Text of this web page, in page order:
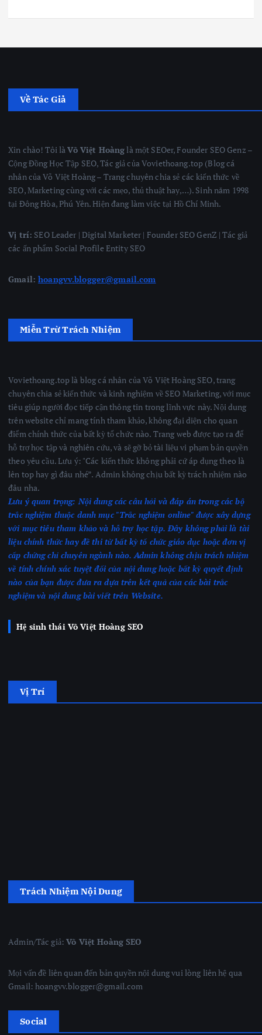
Về Tác Giả
Xin chào! Tôi làVõ Việt Hoànglà một SEOer, Founder SEO Genz –
Cộng Đồng Học Tập SEO, Tác giả của Voviethoang.top (Blog cá
nhân của Võ Việt Hoàng – Trang chuyên chia sẻ các kiến thức về
SEO, Marketing cùng với các mẹo, thủ thuật hay,…). Sinh năm 1998
tại Đông Hòa, Phú Yên. Hiện đang làm việc tại Hồ Chí Minh.
Vị trí: SEO Leader | Digital Marketer | Founder SEO GenZ | Tác giả
các ấn phẩm Social Profile Entity SEO
Gmail:hoangvv.blogger@gmail.com
Miễn Trừ Trách Nhiệm
Voviethoang.top là blog cá nhân của Võ Việt Hoàng SEO, trang
chuyên chia sẻ kiến thức và kinh nghiệm về SEO Marketing, với mục
tiêu giúp người đọc tiếp cận thông tin trong lĩnh vực này. Nội dung
trên website chỉ mang tính tham khảo, không đại diện cho quan
điểm chính thức của bất kỳ tổ chức nào. Trang web được tạo ra để
hỗ trợ học tập và nghiên cứu, và sẽ gỡ bỏ tài liệu vi phạm bản quyền
theo yêu cầu. Lưu ý: "Các kiến thức không phải cứ áp dụng theo là
lên top hay gì đâu nhé”. Admin không chịu bất kỳ trách nhiệm nào
đâu nha.
Lưu ý quan trọng: Nội dung các câu hỏi và đáp án trong các bộ
trắc nghiệm thuộc danh mục "Trắc nghiệm online" được xây dựng
với mục tiêu tham khảo và hỗ trợ học tập. Đây không phải là tài
liệu chính thức hay đề thi từ bất kỳ tổ chức giáo dục hoặc đơn vị
cấp chứng chỉ chuyên ngành nào. Admin không chịu trách nhiệm
về tính chính xác tuyệt đối của nội dung hoặc bất kỳ quyết định
nào của bạn được đưa ra dựa trên kết quả của các bài trắc
nghiệmvà nội dung bài viết trên Website.
Hệ sinh thái Võ Việt Hoàng SEO
Vị Trí
Trách Nhiệm Nội Dung
Admin/Tác giả:Võ Việt Hoàng SEO
Mọi vấn đề liên quan đến bản quyền nội dung vui lòng liên hệ qua
Gmail: hoangvv.blogger@gmail.com
Social